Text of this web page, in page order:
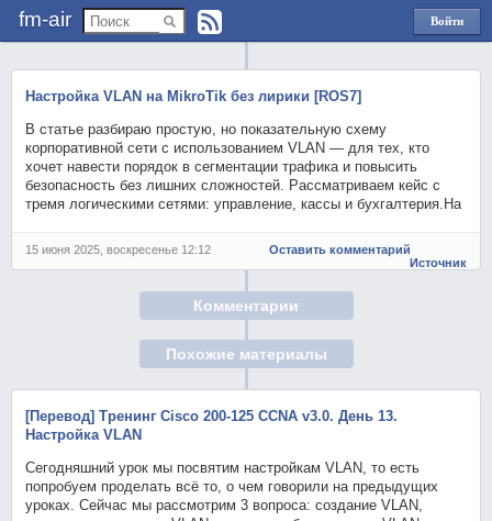
fm-air
Войти
через
Настройка VLAN на MikroTik без лирики [ROS7]
В статье разбираю простую, но показательную схему
корпоративной сети с использованием VLAN — для тех, кто
хочет навести порядок в сегментации трафика и повысить
безопасность без лишних сложностей. Рассматриваем кейс с
тремя логическими сетями: управление, кассы и бухгалтерия.На
15 июня 2025, воскресенье 12:12
Оставить комментарий
Источник
Комментарии
Похожие материалы
[Перевод] Тренинг Cisco 200-125 CCNA v3.0. День 13.
Настройка VLAN
Сегодняшний урок мы посвятим настройкам VLAN, то есть
попробуем проделать всё то, о чем говорили на предыдущих
уроках. Сейчас мы рассмотрим 3 вопроса: создание VLAN,